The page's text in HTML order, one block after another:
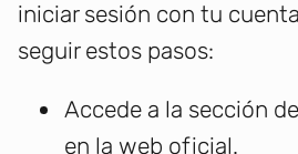
iniciar sesión con tu
seguir estos pasos:
Accede a la sección
en la web oficial.